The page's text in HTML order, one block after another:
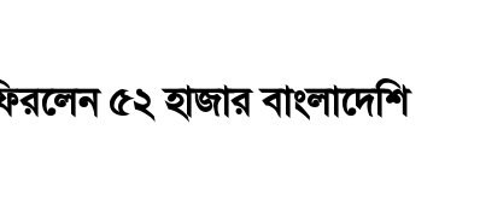
৫২ হাজার বাংলাদেশি